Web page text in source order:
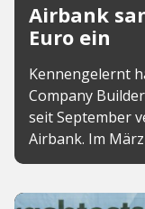
Airbank
Euro ein
Kennengelernt
Company
seit September
Airbank. Im